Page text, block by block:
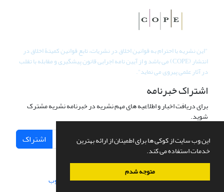
این وب سایت از کوکی ها برای اطمینان از ارائه بهترین
خدمات استفاده می کند.
متوجه شدم
"این نشریه با احترام به قوانین اخلاق در نشریات، تابع قوانین کمیتۀ اخلاق در
انتشار (COPE) می باشد و از آیین نامه اجرایی قانون پیشگیری و مقابله با تقلب
در آثار علمی پیروی می نماید".
اشتراک خبرنامه
برای دریافت اخبار و اطلاعیه های مهم نشریه در خبرنامه نشریه مشترک
شوید.
اشتراک
سامانه مدیریت نشریات علمی.طراحی و پیاده سازی از سیناوب